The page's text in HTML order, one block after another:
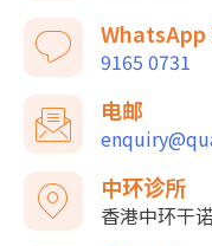
WhatsApp
9165 0731
电邮
中环诊所
香港中环干